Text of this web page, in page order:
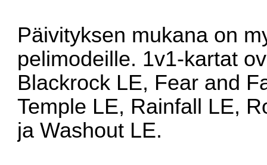
Päivityksen mukana on
pelimodeille. 1v1-kartat
Blackrock LE, Fear and
Temple LE, Rainfall LE,
ja Washout LE.